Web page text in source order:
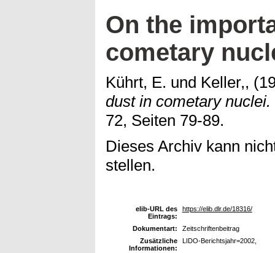
On the
cometary
Kührt, E. und Keller,,
dust in cometary nuclei.
72, Seiten 79-89.
Dieses Archiv kann
stellen.
elib-URL des
Eintrags:
https://elib.dlr.de/18316/
Dokumentart:
Zeitschriftenbeitrag
Zusätzliche
Informationen:
LIDO-Berichtsjahr=2002,